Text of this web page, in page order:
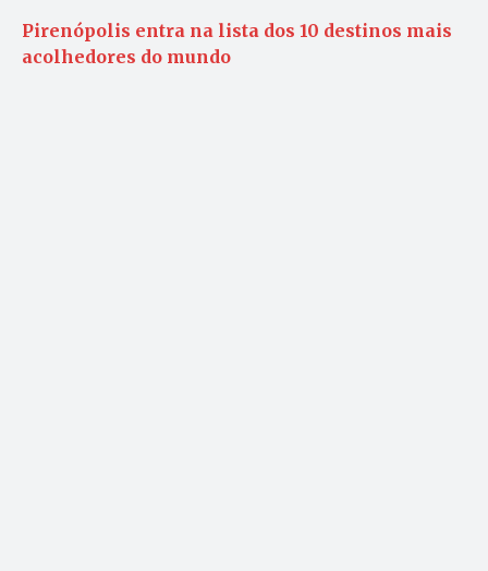
Pirenópolis entra na lista dos 10 destinos mais
acolhedores do mundo